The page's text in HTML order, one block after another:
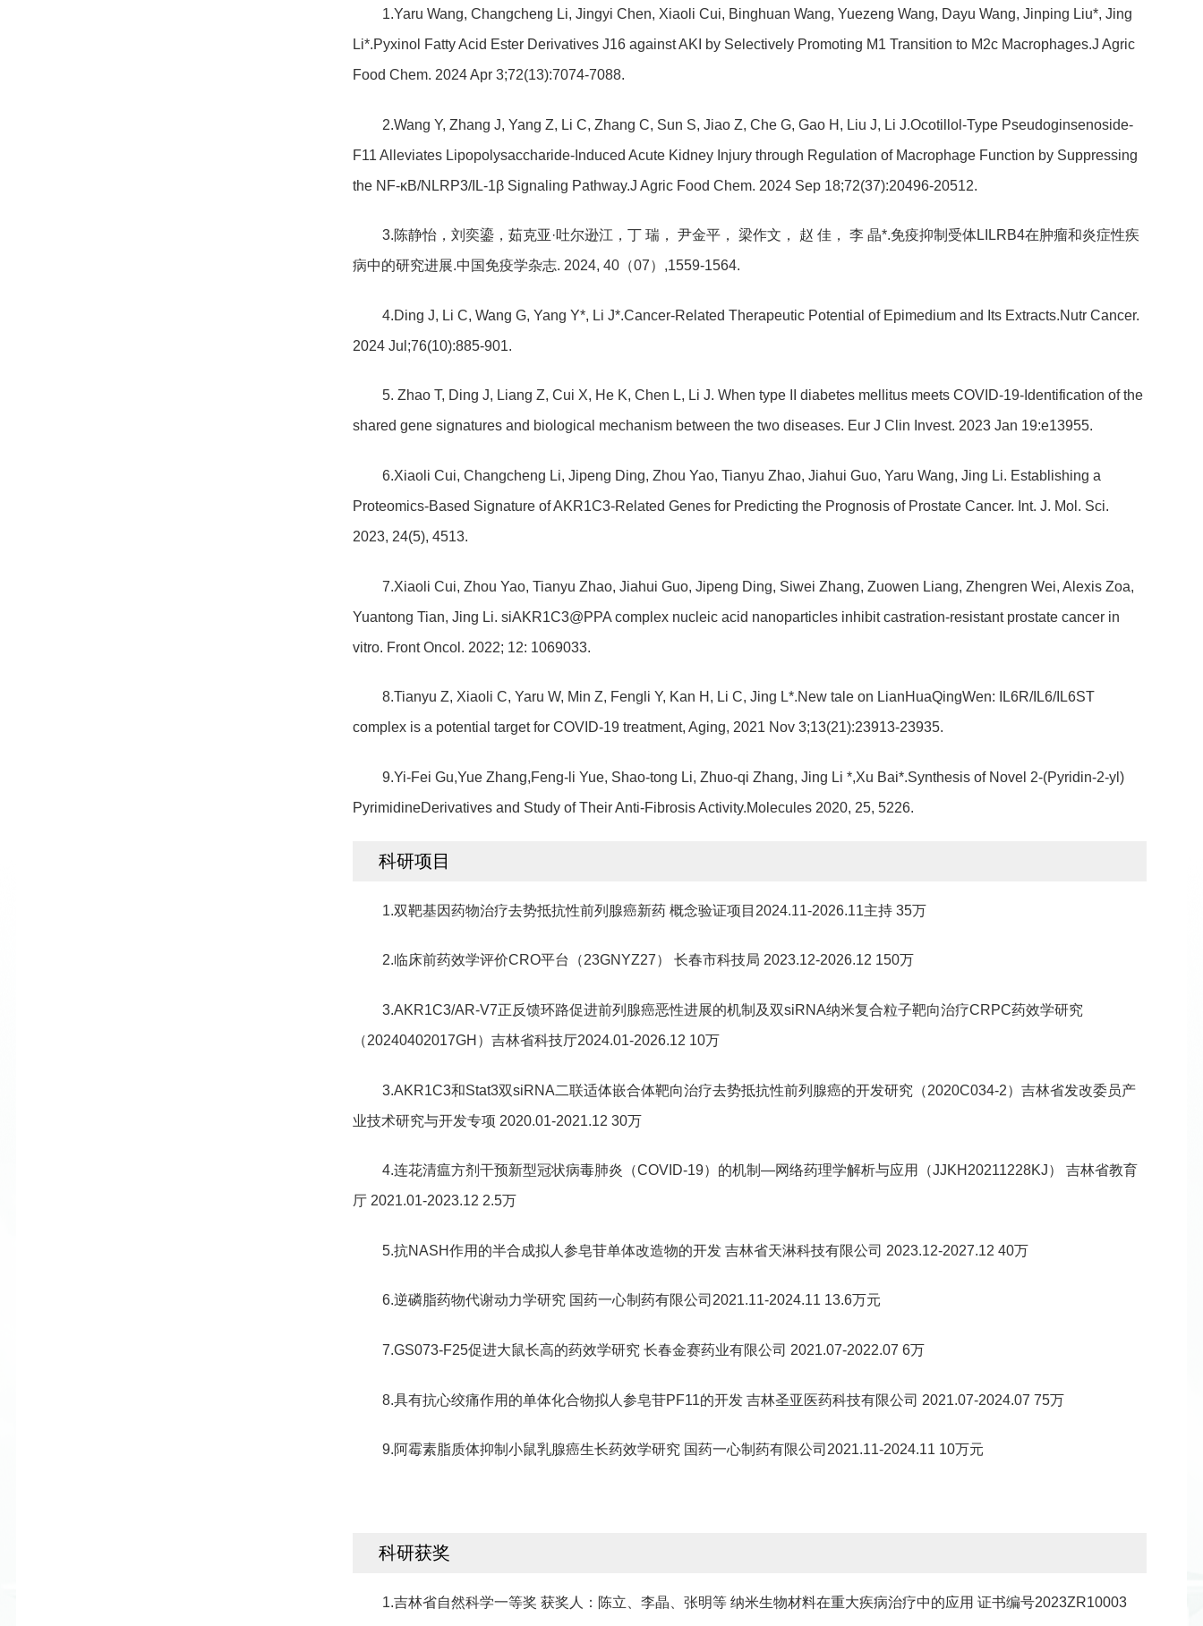
1.Yaru Wang, Changcheng Li, Jingyi Chen, Xiaoli Cui, Binghuan Wang, Yuezeng Wang, Dayu Wang, Jinping Liu*, Jing
Li*.Pyxinol Fatty Acid Ester Derivatives J16 against AKI by Selectively Promoting M1 Transition to M2c Macrophages.J Agric
Food Chem. 2024 Apr 3;72(13):7074-7088.
2.Wang Y, Zhang J, Yang Z, Li C, Zhang C, Sun S, Jiao Z, Che G, Gao H, Liu J, Li J.Ocotillol-Type Pseudoginsenoside-
F11 Alleviates Lipopolysaccharide-Induced Acute Kidney Injury through Regulation of Macrophage Function by Suppressing
the NF-κB/NLRP3/IL-1β Signaling Pathway.J Agric Food Chem. 2024 Sep 18;72(37):20496-20512.
3.陈静怡，刘奕鎏，茹克亚·吐尔逊江，丁 瑞， 尹金平， 梁作文， 赵 佳， 李 晶*.免疫抑制受体LILRB4在肿瘤和炎症性疾
病中的研究进展.中国免疫学杂志. 2024, 40（07）,1559-1564.
4.Ding J, Li C, Wang G, Yang Y*, Li J*.Cancer-Related Therapeutic Potential of Epimedium and Its Extracts.Nutr Cancer.
2024 Jul;76(10):885-901.
5. Zhao T, Ding J, Liang Z, Cui X, He K, Chen L, Li J. When type II diabetes mellitus meets COVID-19-Identification of the
shared gene signatures and biological mechanism between the two diseases. Eur J Clin Invest. 2023 Jan 19:e13955.
6.Xiaoli Cui, Changcheng Li, Jipeng Ding, Zhou Yao, Tianyu Zhao, Jiahui Guo, Yaru Wang, Jing Li. Establishing a
Proteomics-Based Signature of AKR1C3-Related Genes for Predicting the Prognosis of Prostate Cancer. Int. J. Mol. Sci.
2023, 24(5), 4513.
7.Xiaoli Cui, Zhou Yao, Tianyu Zhao, Jiahui Guo, Jipeng Ding, Siwei Zhang, Zuowen Liang, Zhengren Wei, Alexis Zoa,
Yuantong Tian, Jing Li. siAKR1C3@PPA complex nucleic acid nanoparticles inhibit castration-resistant prostate cancer in
vitro. Front Oncol. 2022; 12: 1069033.
8.Tianyu Z, Xiaoli C, Yaru W, Min Z, Fengli Y, Kan H, Li C, Jing L*.New tale on LianHuaQingWen: IL6R/IL6/IL6ST
complex is a potential target for COVID-19 treatment, Aging, 2021 Nov 3;13(21):23913-23935.
9.Yi-Fei Gu,Yue Zhang,Feng-li Yue, Shao-tong Li, Zhuo-qi Zhang, Jing Li *,Xu Bai*.Synthesis of Novel 2-(Pyridin-2-yl)
PyrimidineDerivatives and Study of Their Anti-Fibrosis Activity.Molecules 2020, 25, 5226.
科研项目
1.双靶基因药物治疗去势抵抗性前列腺癌新药 概念验证项目2024.11-2026.11主持 35万
2.临床前药效学评价CRO平台（23GNYZ27） 长春市科技局 2023.12-2026.12 150万
3.AKR1C3/AR-V7正反馈环路促进前列腺癌恶性进展的机制及双siRNA纳米复合粒子靶向治疗CRPC药效学研究
（20240402017GH）吉林省科技厅2024.01-2026.12 10万
3.AKR1C3和Stat3双siRNA二联适体嵌合体靶向治疗去势抵抗性前列腺癌的开发研究（2020C034-2）吉林省发改委员产
业技术研究与开发专项 2020.01-2021.12 30万
4.连花清瘟方剂干预新型冠状病毒肺炎（COVID-19）的机制—网络药理学解析与应用（JJKH20211228KJ） 吉林省教育
厅 2021.01-2023.12 2.5万
5.抗NASH作用的半合成拟人参皂苷单体改造物的开发 吉林省天淋科技有限公司 2023.12-2027.12 40万
6.逆磷脂药物代谢动力学研究 国药一心制药有限公司2021.11-2024.11 13.6万元
7.GS073-F25促进大鼠长高的药效学研究 长春金赛药业有限公司 2021.07-2022.07 6万
8.具有抗心绞痛作用的单体化合物拟人参皂苷PF11的开发 吉林圣亚医药科技有限公司 2021.07-2024.07 75万
9.阿霉素脂质体抑制小鼠乳腺癌生长药效学研究 国药一心制药有限公司2021.11-2024.11 10万元
科研获奖
1.吉林省自然科学一等奖 获奖人：陈立、李晶、张明等 纳米生物材料在重大疾病治疗中的应用 证书编号2023ZR10003